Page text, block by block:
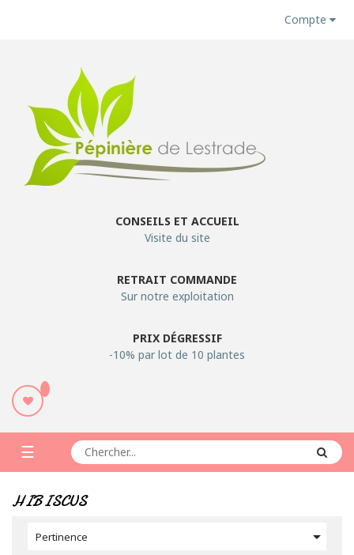
Compte
CONSEILS ET ACCUEIL
Visite du site
RETRAIT COMMANDE
Sur notre exploitation
PRIX DÉGRESSIF
-10% par lot de 10 plantes
Basculer
navigation
☰
HIBISCUS
Pertinence 